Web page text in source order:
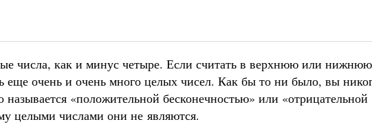
числа, как и минус четыре. Если считать в верхнюю или нижнюю
еще очень и очень много целых чисел. Как бы то ни было, вы
называется «положительной бесконечностью» или «отрицательной
целыми числами они не являются.